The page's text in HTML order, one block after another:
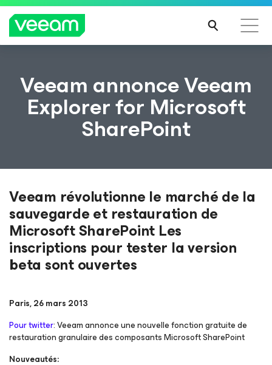
Recommandations de Veeam pour les clients
impactés par la mise à jour de CrowdStrike
LIRE
Veeam annonce Veeam
Explorer for Microsoft
SharePoint
Veeam révolutionne le marché de la
sauvegarde et restauration de
Microsoft SharePoint Les
inscriptions pour tester la version
beta sont ouvertes
Paris, 26 mars 2013
Pour twitter: Veeam annonce une nouvelle fonction gratuite de
restauration granulaire des composants Microsoft SharePoint
Nouveautés: